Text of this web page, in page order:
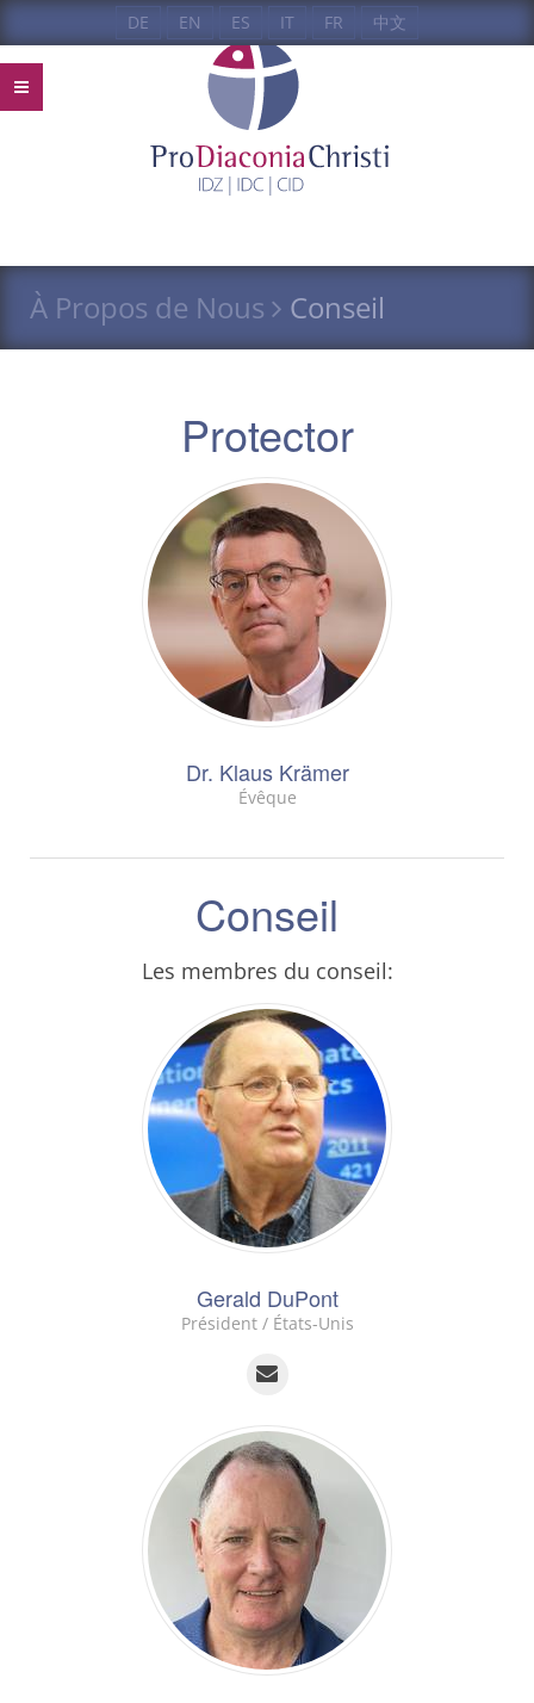
DE EN ES IT FR 中文
À Propos de Nous Conseil
Protector
Dr. Klaus Krämer
Évêque
Conseil
Les membres du conseil:
Gerald DuPont
Président / États-Unis